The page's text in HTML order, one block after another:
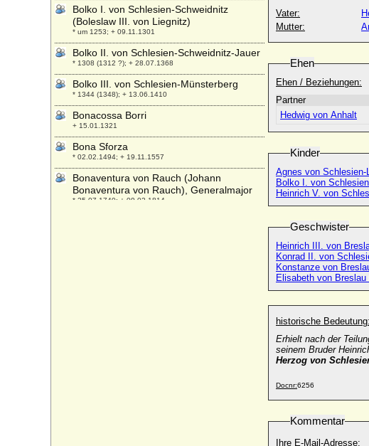
Vater:
Mutter:
Ehen
Ehen / Beziehungen:
Partner
Hedwig von Anhalt
Kinder
Agnes von Schlesien-
Bolko I. von
Heinrich V. von
Geschwister
Heinrich III. von
Konrad II. von
Konstanze von
Elisabeth von
historische Bedeutung:
Erhielt nach der
seinem Bruder
Herzog von
Docnr:6256
Kommentar
Ihre E-Mail-Adresse:
Bolko I. von Schlesien-Schweidnitz
(Boleslaw III. von Liegnitz)
* um 1253; + 09.11.1301
Bolko II. von Schlesien-Schweidnitz-Jauer
* 1308 (1312 ?); + 28.07.1368
Bolko III. von Schlesien-Münsterberg
* 1344 (1348); + 13.06.1410
Bonacossa Borri
+ 15.01.1321
Bona Sforza
* 02.02.1494; + 19.11.1557
Bonaventura von Rauch (Johann
Bonaventura von Rauch), Generalmajor
* 25.07.1740; + 09.02.1814